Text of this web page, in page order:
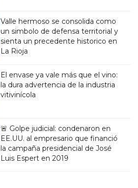
Valle hermoso se consolida como
un simbolo de defensa territorial y
sienta un precedente historico en
La Rioja
El envase ya vale más que el vino:
la dura advertencia de la industria
vitivinícola
🚨 Golpe judicial: condenaron en
EE.UU. al empresario que financió
la campaña presidencial de José
Luis Espert en 2019